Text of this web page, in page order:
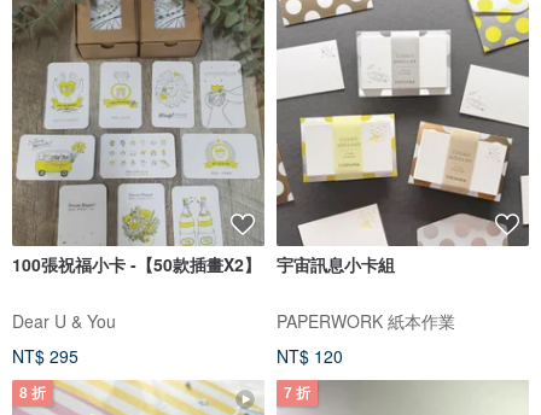
100張祝福小卡 -【50款插畫X2】
Dear U & You
NT$ 295
宇宙訊息小卡組
PAPERWORK 紙本作業
NT$ 120
8 折 7 折